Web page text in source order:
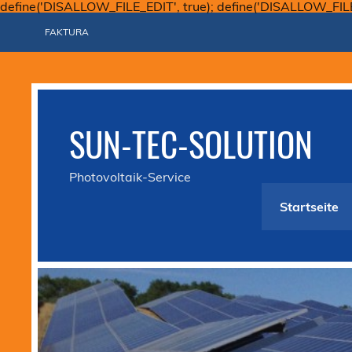
define('DISALLOW_FILE_EDIT', true);
FAKTURA
SUN-TEC-SOLUTION
Photovoltaik-Service
Startseite